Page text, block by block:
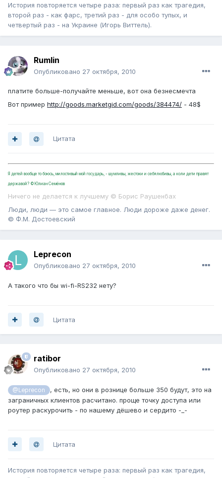
История повторяется четыре раза: первый раз как трагедия,
второй раз - как фарс, третий раз - для особо тупых, и
четвертый раз - на Украине (Игорь Виттель).
Rumlin
Опубликовано 27 октября, 2010
платите больше-получайте меньше, вот она безнесмечта
Вот пример http://goods.marketgid.com/goods/384474/ - 48$
Цитата
Я детей вообще то боюсь, милостивый мой государь, - шумливы, жестоки и себялюбивы, а коли дети правят
державой? ©Юлиан Семёнов
Ничего не делается к лучшему © Борис Раушенбах
Люди, люди — это самое главное. Люди дороже даже денег.
© Ф.М. Достоевский
Leprecon
Опубликовано 27 октября, 2010
А такого что бы wi-fi-RS232 нету?
Цитата
ratibor
Опубликовано 27 октября, 2010
@Leprecon
, есть, но они в рознице больше 350 будут, это на
заграничных клиентов расчитано. проще точку доступа или
роутер раскурочить - по нашему дёшево и сердито -_-
Цитата
История повторяется четыре раза: первый раз как трагедия,